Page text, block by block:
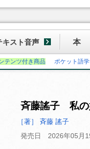
キスト音声 本
テンツ付き商品 ポケット語学
斉藤謠子 私の
［著］ 斉藤 謠子
発売日 2026年05月